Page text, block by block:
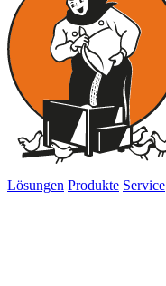
Lösungen Produkte Service